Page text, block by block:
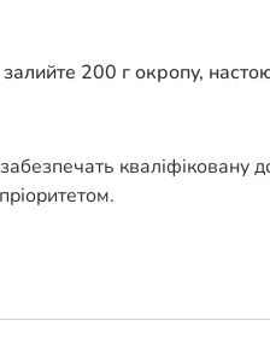
200 г окропу,
кваліфіковану